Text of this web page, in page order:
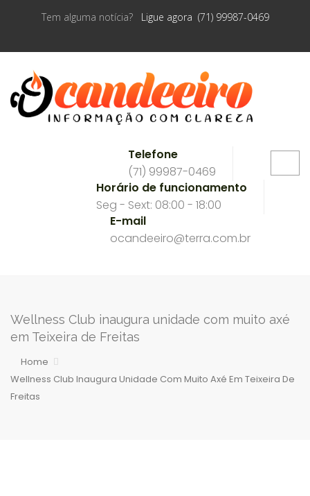
Tem alguma notícia? Ligue agora (71) 99987-0469
Telefone
(71) 99987-0469
Horário de funcionamento
Seg - Sext: 08:00 - 18:00
E-mail
ocandeeiro@terra.com.br
Wellness Club inaugura unidade com muito axé
em Teixeira de Freitas
Home
Wellness Club Inaugura Unidade Com Muito Axé Em Teixeira De
Freitas